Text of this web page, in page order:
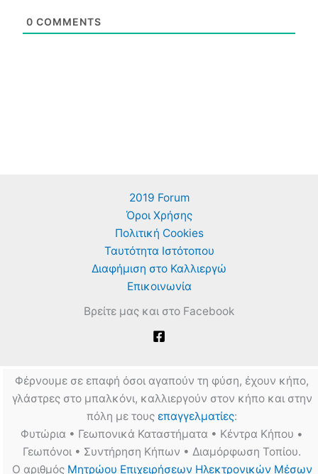
0 COMMENTS
2019 Forum
Όροι Χρήσης
Πολιτική Cookies
Ταυτότητα Ιστότοπου
Διαφήμιση στο Καλλιεργώ
Επικοινωνία
Βρείτε μας και στο Facebook
Φέρνουμε σε επαφή όσοι αγαπούν τη φύση, έχουν κήπο,
γλάστρες στο μπαλκόνι, καλλιεργούν στον κήπο και στην
πόλη με τους επαγγελματίες:
Φυτώρια • Γεωπονικά Καταστήματα • Κέντρα Κήπου •
Γεωπόνοι • Συντήρηση Κήπων • Διαμόρφωση Τοπίου.
Ο αριθμός Μητρώου Επιχειρήσεων Ηλεκτρονικών Μέσων